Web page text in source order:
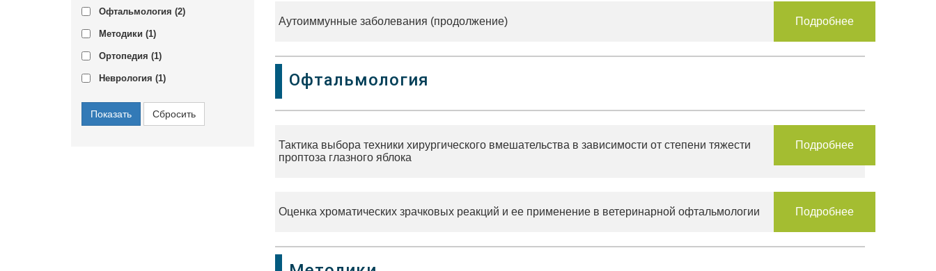
Офтальмология (2)
Методики (1)
Ортопедия (1)
Неврология (1)
Аутоиммунные заболевания (продолжение) Подробнее
Офтальмология
Тактика выбора техники хирургического вмешательства в зависимости от степени тяжести
проптоза глазного яблока
Подробнее
Оценка хроматических зрачковых реакций и ее применение в ветеринарной офтальмологии Подробнее